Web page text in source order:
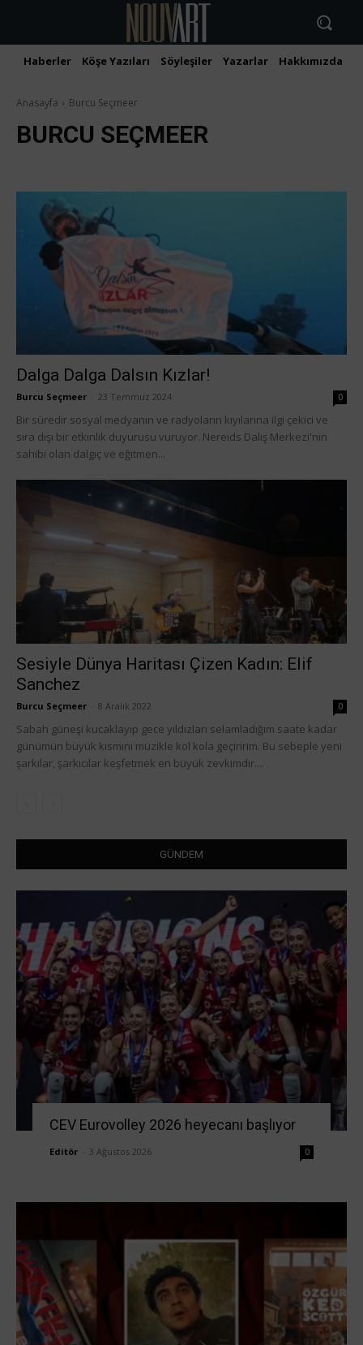
Haberler Köşe Yazıları Söyleşiler Yazarlar Hakkımızda
Anasayfa Burcu Seçmeer
BURCU SEÇMEER
Dalga Dalga Dalsın Kızlar!
Burcu Seçmeer 23 Temmuz 2024 0
Bir süredir sosyal medyanın ve radyoların kıyılarına ilgi çekici ve
sıra dışı bir etkinlik duyurusu vuruyor. Nereids Dalış Merkezi'nin
sahibi olan dalgıç ve eğitmen...
Sesiyle Dünya Haritası Çizen Kadın: Elif
Sanchez
Burcu Seçmeer 8 Aralık 2022 0
Sabah güneşi kucaklayıp gece yıldızları selamladığım saate kadar
günümün büyük kısmını müzikle kol kola geçiririm. Bu sebeple yeni
şarkılar, şarkıcılar keşfetmek en büyük zevkimdir....
GÜNDEM
CEV Eurovolley 2026 heyecanı başlıyor
Editör 3 Ağustos 2026 0